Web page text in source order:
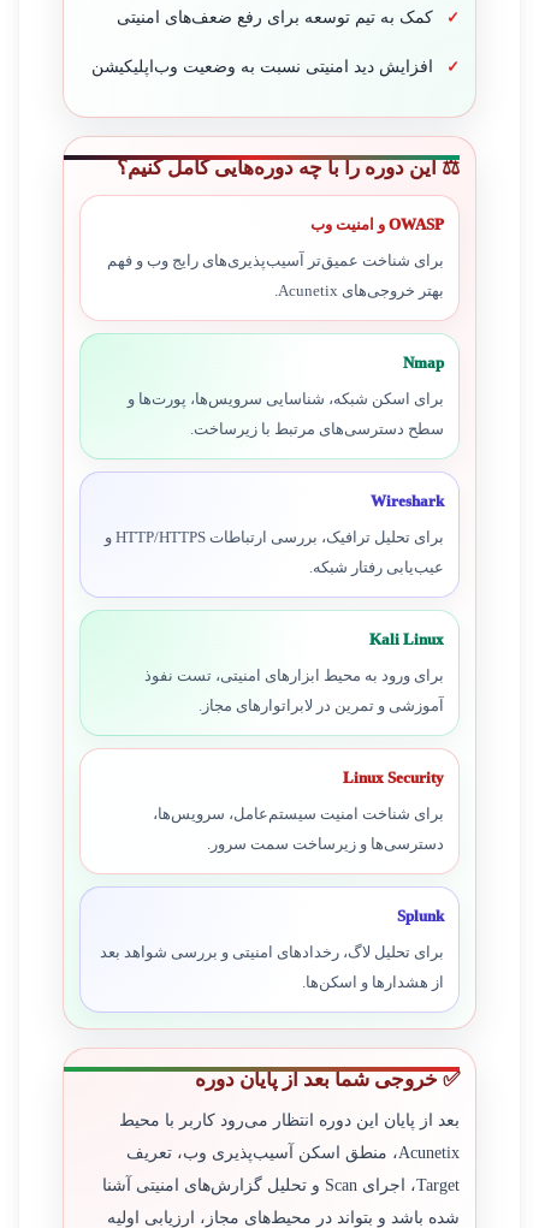
کمک به تیم توسعه برای رفع ضعف‌های امنیتی
افزایش دید امنیتی نسبت به وضعیت وب‌اپلیکیشن
⚖️ این دوره را با چه دوره‌هایی کامل کنیم؟
OWASP و امنیت وب
برای شناخت عمیق‌تر آسیب‌پذیری‌های رایج وب و فهم
بهتر خروجی‌های Acunetix.
Nmap
برای اسکن شبکه، شناسایی سرویس‌ها، پورت‌ها و
سطح دسترسی‌های مرتبط با زیرساخت.
Wireshark
برای تحلیل ترافیک، بررسی ارتباطات HTTP/HTTPS و
عیب‌یابی رفتار شبکه.
Kali Linux
برای ورود به محیط ابزارهای امنیتی، تست نفوذ
آموزشی و تمرین در لابراتوارهای مجاز.
Linux Security
برای شناخت امنیت سیستم‌عامل، سرویس‌ها،
دسترسی‌ها و زیرساخت سمت سرور.
Splunk
برای تحلیل لاگ، رخدادهای امنیتی و بررسی شواهد بعد
از هشدارها و اسکن‌ها.
✅ خروجی شما بعد از پایان دوره
بعد از پایان این دوره انتظار می‌رود کاربر با محیط
Acunetix، منطق اسکن آسیب‌پذیری وب، تعریف
Target، اجرای Scan و تحلیل گزارش‌های امنیتی آشنا
شده باشد و بتواند در محیط‌های مجاز، ارزیابی اولیه